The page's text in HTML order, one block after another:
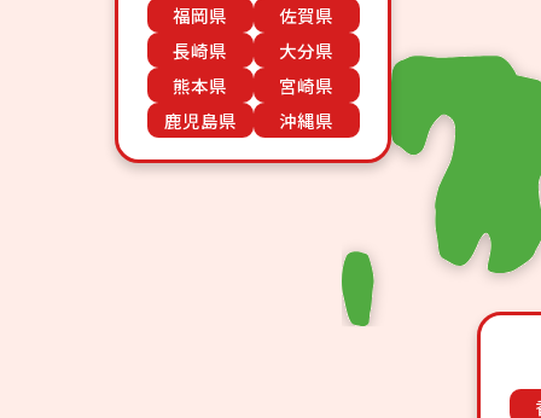
福岡県
佐賀県
長崎県
大分県
熊本県
宮崎県
鹿児島県
沖縄県